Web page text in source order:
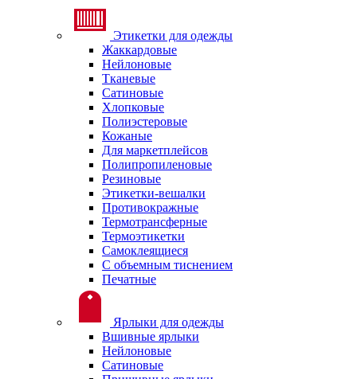
Этикетки для одежды
Жаккардовые
Нейлоновые
Тканевые
Сатиновые
Хлопковые
Полиэстеровые
Кожаные
Для маркетплейсов
Полипропиленовые
Резиновые
Этикетки-вешалки
Противокражные
Термотрансферные
Термоэтикетки
Самоклеящиеся
С объемным тиснением
Печатные
Ярлыки для одежды
Вшивные ярлыки
Нейлоновые
Сатиновые